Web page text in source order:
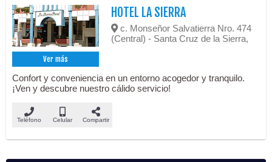
Ver más
HOTEL LA SIERRA
c. Monseñor Salvatierra Nro. 474
(Central) - Santa Cruz de la Sierra,
Confort y conveniencia en un entorno acogedor y tranquilo.
¡Ven y descubre nuestro cálido servicio!
Teléfono Celular Compartir